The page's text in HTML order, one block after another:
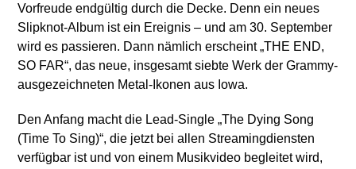
Vorfreude endgültig durch die Decke. Denn ein neues
Slipknot-Album ist ein Ereignis – und am 30. September
wird es passieren. Dann nämlich erscheint „THE END,
SO FAR“, das neue, insgesamt siebte Werk der Grammy-
ausgezeichneten Metal-Ikonen aus Iowa.
Den Anfang macht die Lead-Single „The Dying Song
(Time To Sing)“, die jetzt bei allen Streamingdiensten
verfügbar ist und von einem Musikvideo begleitet wird,